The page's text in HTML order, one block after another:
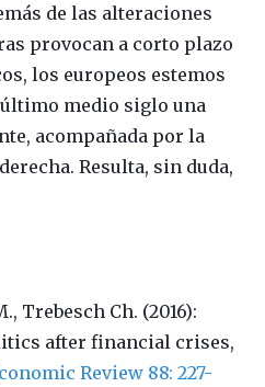
de las alteraciones
provocan a corto plazo
los europeos estemos
medio siglo una
acompañada por la
Resulta, sin duda,
Trebesch Ch. (2016):
after financial crises,
Review 88: 227-